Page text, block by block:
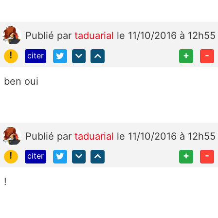
Publié par taduarial le 11/10/2016 à 12h55
!
citer + -
ben oui
Publié par taduarial le 11/10/2016 à 12h55
!
citer + -
!